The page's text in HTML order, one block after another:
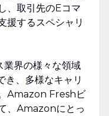
、取引先のEコマ
援するスペシャリ
業界の様々な領域
き、多様なキャリ
Amazon Freshビ
、Amazonにとっ